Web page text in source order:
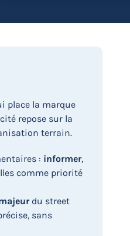
place la marque
repose sur la
terrain.
: informer,
comme priorité
du street
sans